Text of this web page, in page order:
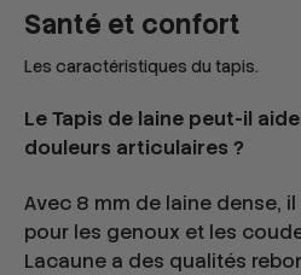
Santé et confort
Les caractéristiques du tapis.
Le Tapis de laine peut-il
douleurs articulaires ?
Avec 8 mm de laine dense,
pour les genoux et les
Lacaune a des qualités